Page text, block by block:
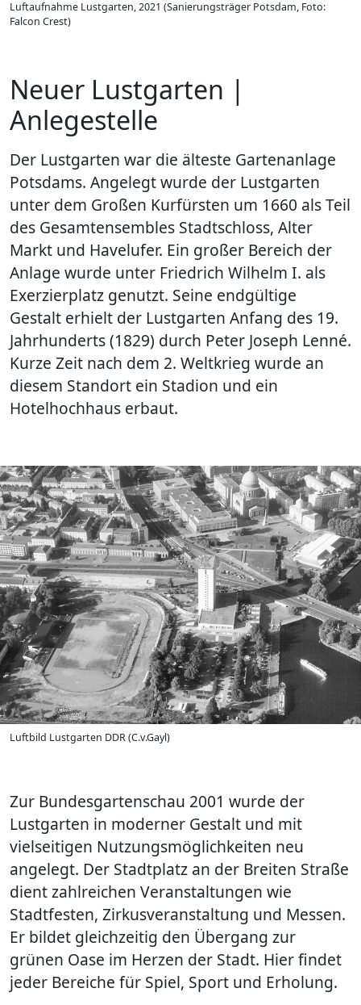
Luftaufnahme Lustgarten, 2021 (Sanierungsträger Potsdam, Foto:
Falcon Crest)
Neuer Lustgarten |
Anlegestelle
Der Lustgarten war die älteste Gartenanlage
Potsdams. Angelegt wurde der Lustgarten
unter dem Großen Kurfürsten um 1660 als Teil
des Gesamtensembles Stadtschloss, Alter
Markt und Havelufer. Ein großer Bereich der
Anlage wurde unter Friedrich Wilhelm I. als
Exerzierplatz genutzt. Seine endgültige
Gestalt erhielt der Lustgarten Anfang des 19.
Jahrhunderts (1829) durch Peter Joseph Lenné.
Kurze Zeit nach dem 2. Weltkrieg wurde an
diesem Standort ein Stadion und ein
Hotelhochhaus erbaut.
Luftbild Lustgarten DDR (C.v.Gayl)
Zur Bundesgartenschau 2001 wurde der
Lustgarten in moderner Gestalt und mit
vielseitigen Nutzungsmöglichkeiten neu
angelegt. Der Stadtplatz an der Breiten Straße
dient zahlreichen Veranstaltungen wie
Stadtfesten, Zirkusveranstaltung und Messen.
Er bildet gleichzeitig den Übergang zur
grünen Oase im Herzen der Stadt. Hier findet
jeder Bereiche für Spiel, Sport und Erholung.